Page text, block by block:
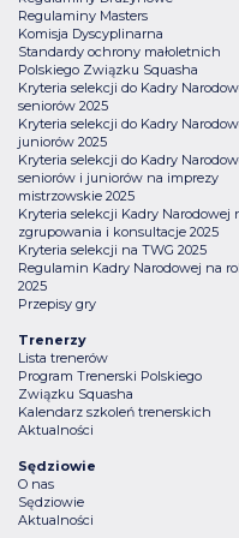
Regulaminy Masters
Komisja Dyscyplinarna
Standardy ochrony małoletnich
Polskiego Związku Squasha
Kryteria selekcji do Kadry
seniorów 2025
Kryteria selekcji do Kadry
juniorów 2025
Kryteria selekcji do Kadry
seniorów i juniorów na imprezy
mistrzowskie 2025
Kryteria selekcji Kadry Narodowej
zgrupowania i konsultacje 2025
Kryteria selekcji na TWG 2025
Regulamin Kadry Narodowej na
2025
Przepisy gry
Trenerzy
Lista trenerów
Program Trenerski Polskiego
Związku Squasha
Kalendarz szkoleń trenerskich
Aktualności
Sędziowie
O nas
Sędziowie
Aktualności